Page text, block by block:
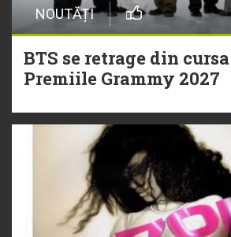
NOUTĂȚI
BTS se retrage din
Premiile Grammy 2027